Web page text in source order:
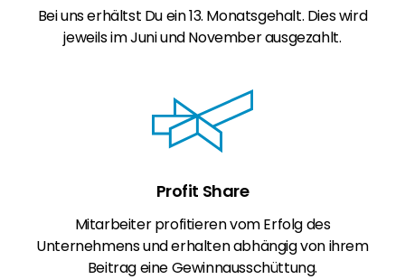
Bei uns erhältst Du ein 13. Monatsgehalt. Dies wird
jeweils im Juni und November ausgezahlt.
Profit Share
Mitarbeiter profitieren vom Erfolg des
Unternehmens und erhalten abhängig von ihrem
Beitrag eine Gewinnausschüttung.